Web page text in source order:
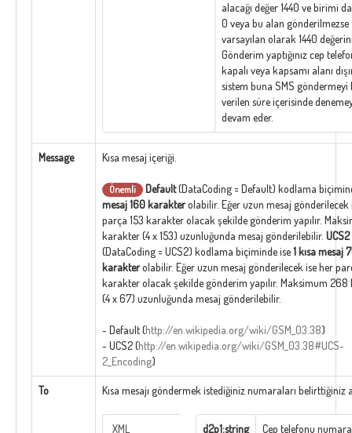
alacağı değer 1440 ve birimi
0 veya bu alan gönderilmezse
varsayılan olarak 1440
Gönderim yaptığınız cep
kapalı veya kapsamı alanı
sistem buna SMS göndermeyi
verilen süre içerisinde
devam eder.
Message Kısa mesaj içeriği.
Önemli Default(DataCoding = Default) kodlama
mesaj 160 karakterolabilir. Eğer uzun mesaj gönderilecek
parça 153 karakter olacak şekilde gönderim yapılır.
karakter (4 x 153) uzunluğunda mesaj gönderilebilir. UCS2
(DataCoding = UCS2) kodlama biçiminde ise1 kısa mesaj
karakterolabilir. Eğer uzun mesaj gönderilecek ise her
karakter olacak şekilde gönderim yapılır. Maksimum
(4 x 67) uzunluğunda mesaj gönderilebilir.
- Default (http://en.wikipedia.org/wiki/GSM_03.38)
- UCS2 (http://en.wikipedia.org/wiki/GSM_03.38#UCS-
2_Encoding)
To Kısa mesajı göndermek istediğiniz numaraları belirttiğiniz
XML d2p1:string
Cep telefonu